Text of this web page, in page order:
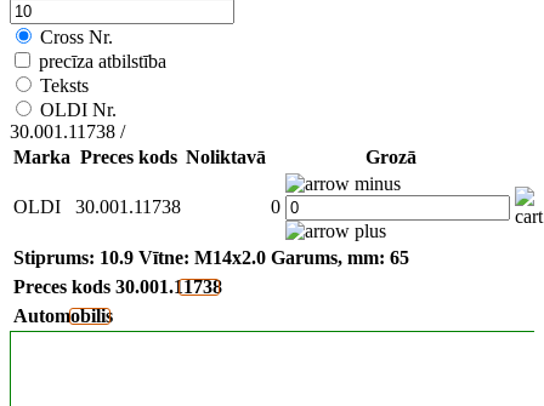
Cross Nr.
precīza atbilstība
Teksts
OLDI Nr.
30.001.11738 /
Marka Preces kods Noliktavā Grozā
OLDI 30.001.11738 0
Stiprums: 10.9 Vītne: M14x2.0 Garums, mm: 65
Preces kods 30.001.11738
Automobilis